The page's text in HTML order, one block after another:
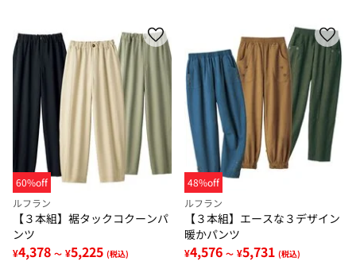
60%off
ルフラン
【３本組】裾タックコクーンパ
ンツ
¥4,378 ～ ¥5,225 (税込)
48%off
ルフラン
【３本組】エースな３デザイン
暖かパンツ
¥4,576 ～ ¥5,731 (税込)